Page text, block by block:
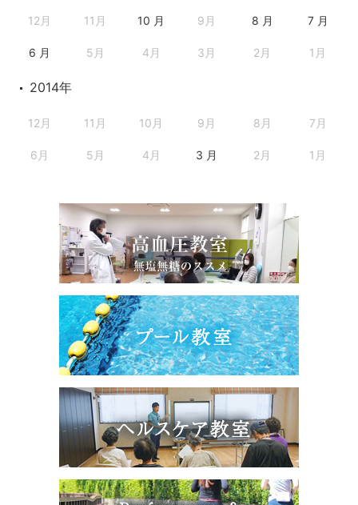
12月 11月 10 月 9月 8 月 7 月
6 月 5月 4月 3月 2月 1月
2014年
12月 11月 10月 9月 8月 7月
6月 5月 4月 3 月 2月 1月